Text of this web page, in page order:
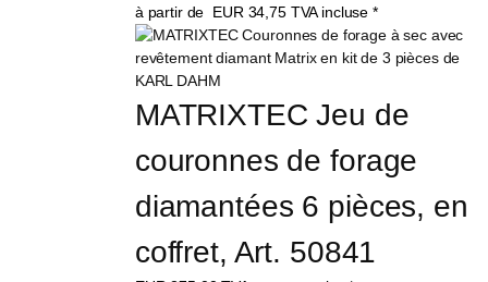
à partir de EUR 34,75 TVA incluse *
MATRIXTEC Jeu de
couronnes de forage
diamantées 6 pièces, en
coffret, Art. 50841